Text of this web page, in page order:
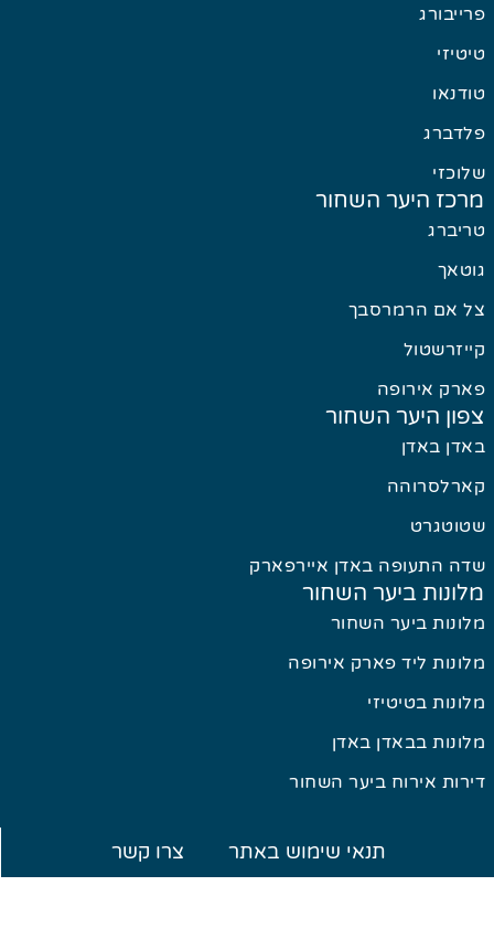
פרייבורג
טיטיזי
טודנאו
פלדברג
שלוכזי
מרכז היער השחור
טריברג
גוטאך
צל אם הרמרסבך
קייזרשטול
פארק אירופה
צפון היער השחור
באדן באדן
קארלסרוהה
שטוטגרט
שדה התעופה באדן איירפארק
מלונות ביער השחור
מלונות ביער השחור
מלונות ליד פארק אירופה
מלונות בטיטיזי
מלונות בבאדן באדן
דירות אירוח ביער השחור
תנאי שימוש באתר צרו קשר